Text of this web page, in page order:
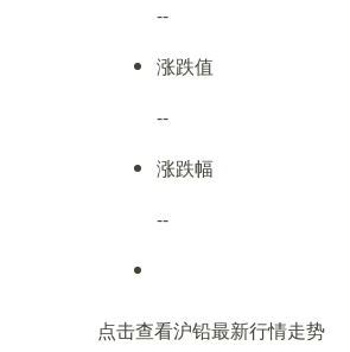
--
涨跌值
--
涨跌幅
--
点击查看沪铅最新行情走势